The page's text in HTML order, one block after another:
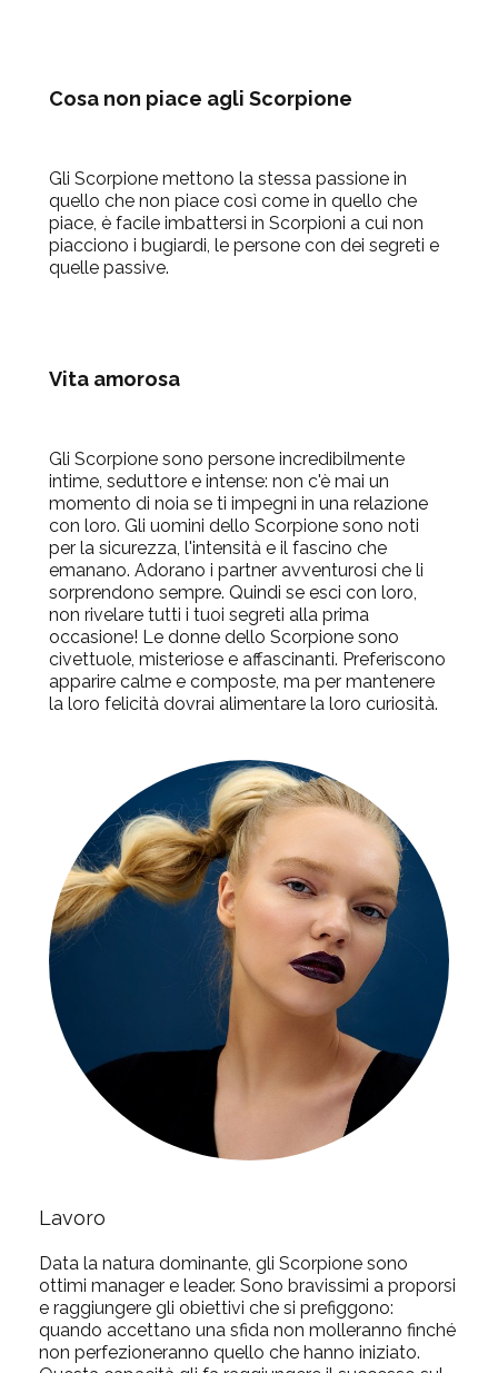
Cosa non piace agli Scorpione
Gli Scorpione mettono la stessa passione in
quello che non piace così come in quello che
piace, è facile imbattersi in Scorpioni a cui non
piacciono i bugiardi, le persone con dei segreti e
quelle passive.
Vita amorosa
Gli Scorpione sono persone incredibilmente
intime, seduttore e intense: non c'è mai un
momento di noia se ti impegni in una relazione
con loro. Gli uomini dello Scorpione sono noti
per la sicurezza, l'intensità e il fascino che
emanano. Adorano i partner avventurosi che li
sorprendono sempre. Quindi se esci con loro,
non rivelare tutti i tuoi segreti alla prima
occasione! Le donne dello Scorpione sono
civettuole, misteriose e affascinanti. Preferiscono
apparire calme e composte, ma per mantenere
la loro felicità dovrai alimentare la loro curiosità.
Lavoro
Data la natura dominante, gli Scorpione sono
ottimi manager e leader. Sono bravissimi a proporsi
e raggiungere gli obiettivi che si prefiggono:
quando accettano una sfida non molleranno finché
non perfezioneranno quello che hanno iniziato.